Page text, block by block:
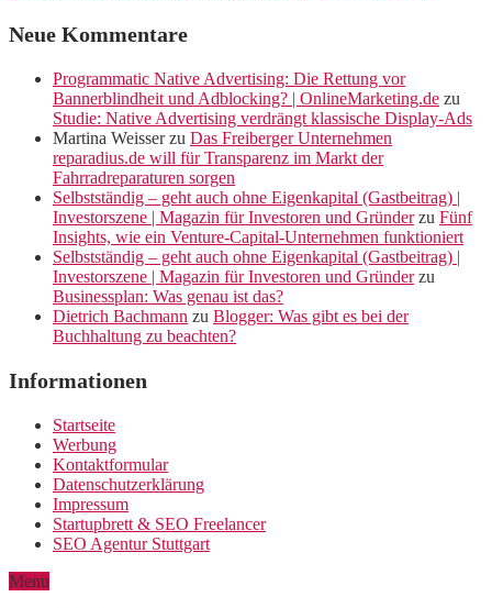
Neue Kommentare
Programmatic Native Advertising: Die Rettung vor
Bannerblindheit und Adblocking? | OnlineMarketing.de zu
Studie: Native Advertising verdrängt klassische Display-Ads
Martina Weisserzu Das Freiberger Unternehmen
reparadius.de will für Transparenz im Markt der
Fahrradreparaturen sorgen
Selbstständig – geht auch ohne Eigenkapital (Gastbeitrag) |
Investorszene | Magazin für Investoren und Gründerzu Fünf
Insights, wie ein Venture-Capital-Unternehmen funktioniert
Selbstständig – geht auch ohne Eigenkapital (Gastbeitrag) |
Investorszene | Magazin für Investoren und Gründerzu
Businessplan: Was genau ist das?
Dietrich Bachmann zu Blogger: Was gibt es bei der
Buchhaltung zu beachten?
Informationen
Startseite
Werbung
Kontaktformular
Datenschutzerklärung
Impressum
Startupbrett & SEO Freelancer
SEO Agentur Stuttgart
Menu